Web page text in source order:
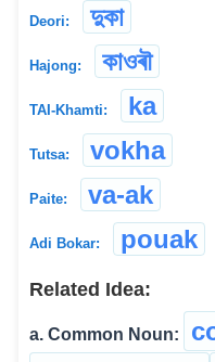
Deori: দুকা
Hajong: কাওৰৗ
TAI-Khamti: ka
Tutsa: vokha
Paite: va-ak
Adi Bokar: pouak
Related Idea:
a. Common Noun: